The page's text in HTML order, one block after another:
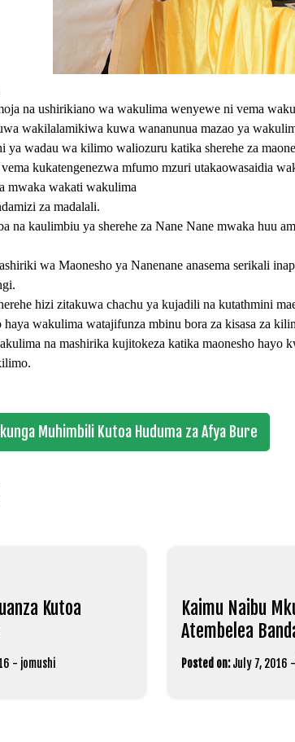
na ushirikiano wa wakulima wenyewe ni vema
wakilalamikiwa kuwa wananunua mazao ya
ya wadau wa kilimo waliozuru katika sherehe za
kukatengenezwa mfumo mzuri utakaowasaidia
mwaka wakati wakulima
za madalali.
na kaulimbiu ya sherehe za Nane Nane mwaka huu
wa Maonesho ya Nanenane anasema serikali
hizi zitakuwa chachu ya kujadili na kutathmini
wakulima watajifunza mbinu bora za kisasa za
na mashirika kujitokeza katika maonesho hayo
Muhimbili Kutoa Huduma za Afya Bure
Kutoa
- jomushi
Kaimu Naibu
Atembelea
Posted on: July 7, 2016 -